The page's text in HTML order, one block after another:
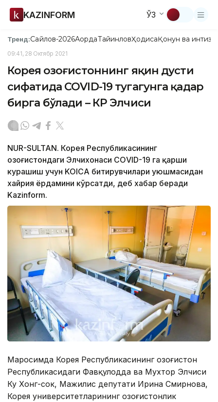
KAZINFORM ЎЗ
Тренд:Сайлов-2026АқордаТайинловҲодисаҚонун ва
09:41, 28 Октябр 2021
Корея Қозоғистоннинг яқин дусти
сифатида COVID-19 тугагунга қадар
бирга бўлади – КР Элчиси
NUR-SULTAN. Корея Республикасининг
Қозоғистондаги Элчихонаси CОVID-19 га қарши
курашиш учун KOICA битирувчилари уюшмасидан
хайрия ёрдамини кўрсатди, деб хабар беради
Kazinform.
Маросимда Корея Республикасининг Қозоғистон
Республикасидаги Фавқулодда ва Мухтор Элчиси
Ку Хонг-сок, Мажилис депутати Ирина Смирнова,
Корея университетларининг Қозоғистонлик